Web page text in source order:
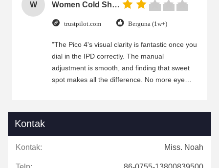
W Women Cold Shoulder V Neck Rayon Blouse
trustpilot.com Berguna (1w+)
"The Pico 4's visual clarity is fantastic once you
dial in the IPD correctly. The manual
adjustment is smooth, and finding that sweet
spot makes all the difference. No more eye
smooth, and finding that sweet spot makes all
the difference. No more eye strain during long
Kontak
Kontak: Miss. Noah